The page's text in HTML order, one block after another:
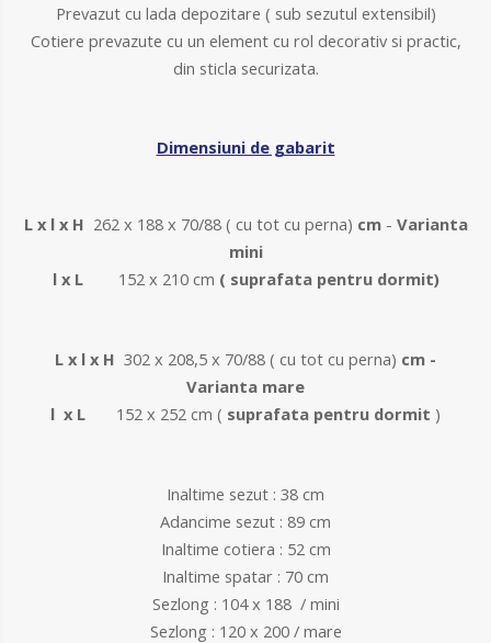
Prevazut cu lada depozitare ( sub sezutul extensibil)
Cotiere prevazute cu un element cu rol decorativ si practic,
din sticla securizata.
Dimensiuni de gabarit
L x l x H 262 x 188 x 70/88 ( cu tot cu perna) cm- Varianta
mini
l x L 152 x 210 cm ( suprafata pentru dormit)
L x l x H 302 x 208,5 x 70/88 ( cu tot cu perna) cm -
Varianta mare
l x L 152 x 252 cm ( suprafata pentru dormit )
Inaltime sezut : 38 cm
Adancime sezut : 89 cm
Inaltime cotiera : 52 cm
Inaltime spatar : 70 cm
Sezlong : 104 x 188 / mini
Sezlong : 120 x 200 / mare